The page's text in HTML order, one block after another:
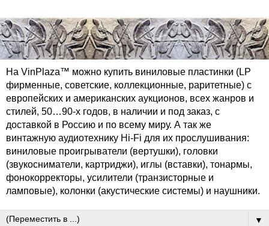
На VinPlaza™ можно купить виниловые пластинки (LP
фирменные, советские, коллекционные, раритетные) с
европейских и американских аукционов, всех жанров и
стилей, 50…90-х годов, в наличии и под заказ, с
доставкой в Россию и по всему миру. А так же
винтажную аудиотехнику Hi-Fi для их прослушивания:
виниловые проигрыватели (вертушки), головки
(звукосниматели, картриджи), иглы (вставки), тонармы,
фонокорректоры, усилители (транзисторные и
ламповые), колонки (акустические системы) и наушники.
▼